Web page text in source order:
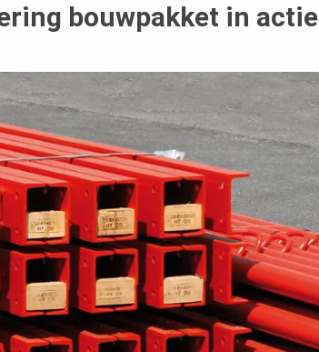
bouwpakket in actie